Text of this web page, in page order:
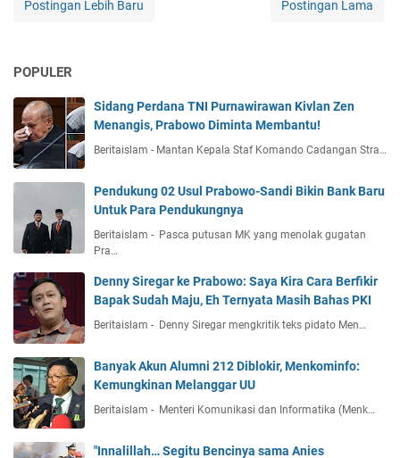
Postingan Lebih Baru Postingan Lama
POPULER
Sidang Perdana TNI Purnawirawan Kivlan Zen
Menangis, Prabowo Diminta Membantu!
Beritaislam - Mantan Kepala Staf Komando Cadangan Stra…
Pendukung 02 Usul Prabowo-Sandi Bikin Bank Baru
Untuk Para Pendukungnya
Beritaislam - Pasca putusan MK yang menolak gugatan
Pra…
Denny Siregar ke Prabowo: Saya Kira Cara Berfikir
Bapak Sudah Maju, Eh Ternyata Masih Bahas PKI
Beritaislam - Denny Siregar mengkritik teks pidato Men…
Banyak Akun Alumni 212 Diblokir, Menkominfo:
Kemungkinan Melanggar UU
Beritaislam - Menteri Komunikasi dan Informatika (Menk…
"Innalillah… Segitu Bencinya sama Anies